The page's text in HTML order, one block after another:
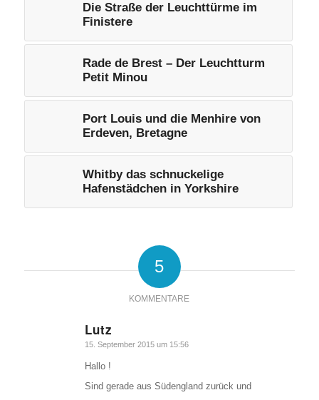
Die Straße der Leuchttürme im
Finistere
Rade de Brest – Der Leuchtturm
Petit Minou
Port Louis und die Menhire von
Erdeven, Bretagne
Whitby das schnuckelige
Hafenstädchen in Yorkshire
5
KOMMENTARE
Lutz
sagte:
15. September 2015 um 15:56
Hallo !
Sind gerade aus Südengland zurück und